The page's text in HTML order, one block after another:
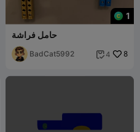
1
حامل فراشة
BadCat5992  4 8